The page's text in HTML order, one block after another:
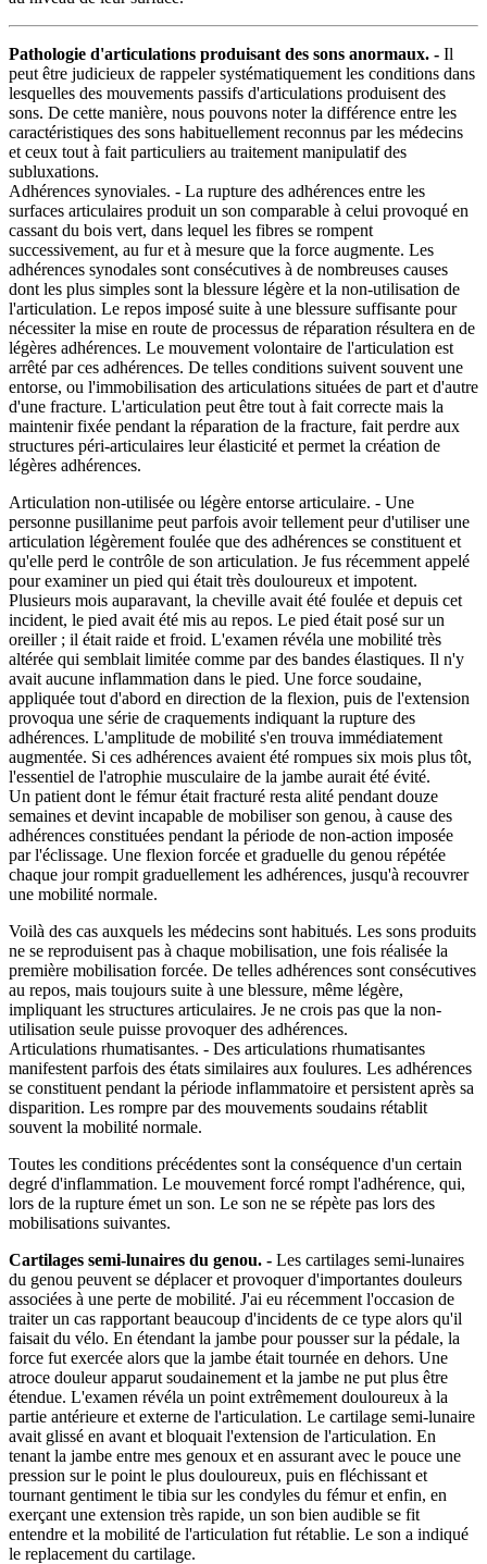
Pathologie d'articulations produisant des sons anormaux. - Il
peut être judicieux de rappeler systématiquement les conditions dans
lesquelles des mouvements passifs d'articulations produisent des
sons. De cette manière, nous pouvons noter la différence entre les
caractéristiques des sons habituellement reconnus par les médecins
et ceux tout à fait particuliers au traitement manipulatif des
subluxations.
Adhérences synoviales. - La rupture des adhérences entre les
surfaces articulaires produit un son comparable à celui provoqué en
cassant du bois vert, dans lequel les fibres se rompent
successivement, au fur et à mesure que la force augmente. Les
adhérences synodales sont consécutives à de nombreuses causes
dont les plus simples sont la blessure légère et la non-utilisation de
l'articulation. Le repos imposé suite à une blessure suffisante pour
nécessiter la mise en route de processus de réparation résultera en de
légères adhérences. Le mouvement volontaire de l'articulation est
arrêté par ces adhérences. De telles conditions suivent souvent une
entorse, ou l'immobilisation des articulations situées de part et d'autre
d'une fracture. L'articulation peut être tout à fait correcte mais la
maintenir fixée pendant la réparation de la fracture, fait perdre aux
structures péri-articulaires leur élasticité et permet la création de
légères adhérences.
Articulation non-utilisée ou légère entorse articulaire. - Une
personne pusillanime peut parfois avoir tellement peur d'utiliser une
articulation légèrement foulée que des adhérences se constituent et
qu'elle perd le contrôle de son articulation. Je fus récemment appelé
pour examiner un pied qui était très douloureux et impotent.
Plusieurs mois auparavant, la cheville avait été foulée et depuis cet
incident, le pied avait été mis au repos. Le pied était posé sur un
oreiller ; il était raide et froid. L'examen révéla une mobilité très
altérée qui semblait limitée comme par des bandes élastiques. Il n'y
avait aucune inflammation dans le pied. Une force soudaine,
appliquée tout d'abord en direction de la flexion, puis de l'extension
provoqua une série de craquements indiquant la rupture des
adhérences. L'amplitude de mobilité s'en trouva immédiatement
augmentée. Si ces adhérences avaient été rompues six mois plus tôt,
l'essentiel de l'atrophie musculaire de la jambe aurait été évité.
Un patient dont le fémur était fracturé resta alité pendant douze
semaines et devint incapable de mobiliser son genou, à cause des
adhérences constituées pendant la période de non-action imposée
par l'éclissage. Une flexion forcée et graduelle du genou répétée
chaque jour rompit graduellement les adhérences, jusqu'à recouvrer
une mobilité normale.
Voilà des cas auxquels les médecins sont habitués. Les sons produits
ne se reproduisent pas à chaque mobilisation, une fois réalisée la
première mobilisation forcée. De telles adhérences sont consécutives
au repos, mais toujours suite à une blessure, même légère,
impliquant les structures articulaires. Je ne crois pas que la non-
utilisation seule puisse provoquer des adhérences.
Articulations rhumatisantes. - Des articulations rhumatisantes
manifestent parfois des états similaires aux foulures. Les adhérences
se constituent pendant la période inflammatoire et persistent après sa
disparition. Les rompre par des mouvements soudains rétablit
souvent la mobilité normale.
Toutes les conditions précédentes sont la conséquence d'un certain
degré d'inflammation. Le mouvement forcé rompt l'adhérence, qui,
lors de la rupture émet un son. Le son ne se répète pas lors des
mobilisations suivantes.
Cartilages semi-lunaires du genou. - Les cartilages semi-lunaires
du genou peuvent se déplacer et provoquer d'importantes douleurs
associées à une perte de mobilité. J'ai eu récemment l'occasion de
traiter un cas rapportant beaucoup d'incidents de ce type alors qu'il
faisait du vélo. En étendant la jambe pour pousser sur la pédale, la
force fut exercée alors que la jambe était tournée en dehors. Une
atroce douleur apparut soudainement et la jambe ne put plus être
étendue. L'examen révéla un point extrêmement douloureux à la
partie antérieure et externe de l'articulation. Le cartilage semi-lunaire
avait glissé en avant et bloquait l'extension de l'articulation. En
tenant la jambe entre mes genoux et en assurant avec le pouce une
pression sur le point le plus douloureux, puis en fléchissant et
tournant gentiment le tibia sur les condyles du fémur et enfin, en
exerçant une extension très rapide, un son bien audible se fit
entendre et la mobilité de l'articulation fut rétablie. Le son a indiqué
le replacement du cartilage.